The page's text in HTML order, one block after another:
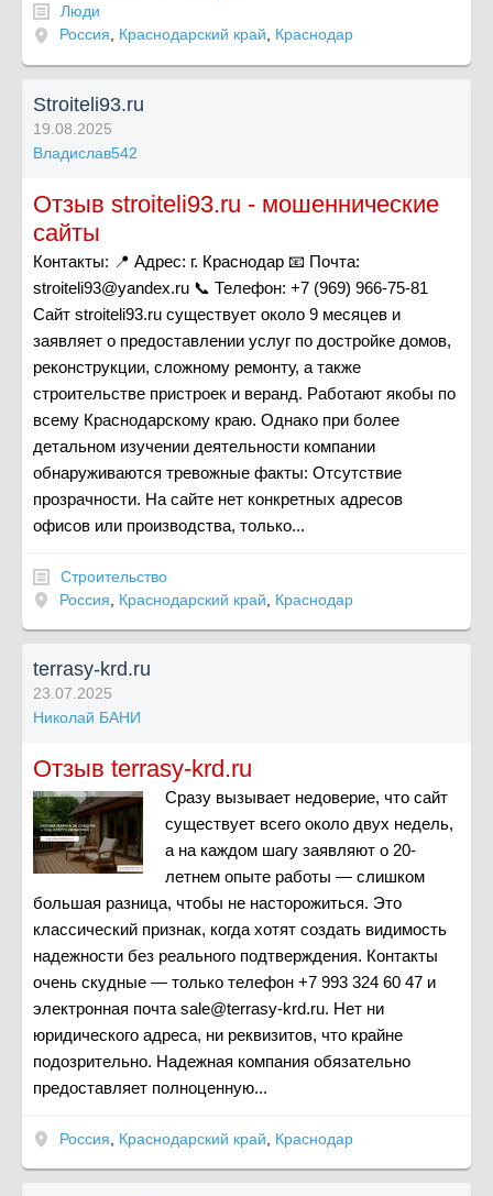
Люди
Россия, Краснодарский край, Краснодар
Stroiteli93.ru
19.08.2025
Владислав542
Отзыв stroiteli93.ru - мошеннические
сайты
Контакты: 📍 Адрес: г. Краснодар 📧 Почта:
stroiteli93@yandex.ru 📞 Телефон: +7 (969) 966-75-81
Сайт stroiteli93.ru существует около 9 месяцев и
заявляет о предоставлении услуг по достройке домов,
реконструкции, сложному ремонту, а также
строительстве пристроек и веранд. Работают якобы по
всему Краснодарскому краю. Однако при более
детальном изучении деятельности компании
обнаруживаются тревожные факты: Отсутствие
прозрачности. На сайте нет конкретных адресов
офисов или производства, только...
Строительство
Россия
Краснодарский край Краснодар
terrasy-krd.ru
23.07.2025
Николай БАНИ
Отзыв terrasy-krd.ru
Сразу вызывает недоверие, что сайт
существует всего около двух недель,
а на каждом шагу заявляют о 20-
летнем опыте работы — слишком
большая разница, чтобы не насторожиться. Это
классический признак, когда хотят создать видимость
надежности без реального подтверждения. Контакты
очень скудные — только телефон +7 993 324 60 47 и
электронная почта sale@terrasy-krd.ru. Нет ни
юридического адреса, ни реквизитов, что крайне
подозрительно. Надежная компания обязательно
предоставляет полноценную...
Россия Краснодарский край Краснодар